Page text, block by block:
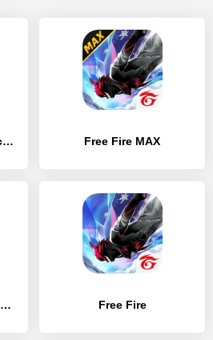
Squad Alpha: Тактический шутер Free Fire MAX
Survival: Fire Battlegrounds Free Fire